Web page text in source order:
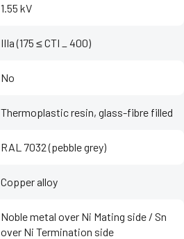
1.55 kV
IIIa (175 ≤ CTI _ 400)
No
Thermoplastic resin, glass-fibre filled
RAL 7032 (pebble grey)
Copper alloy
Noble metal over Ni Mating side / Sn
over Ni Termination side